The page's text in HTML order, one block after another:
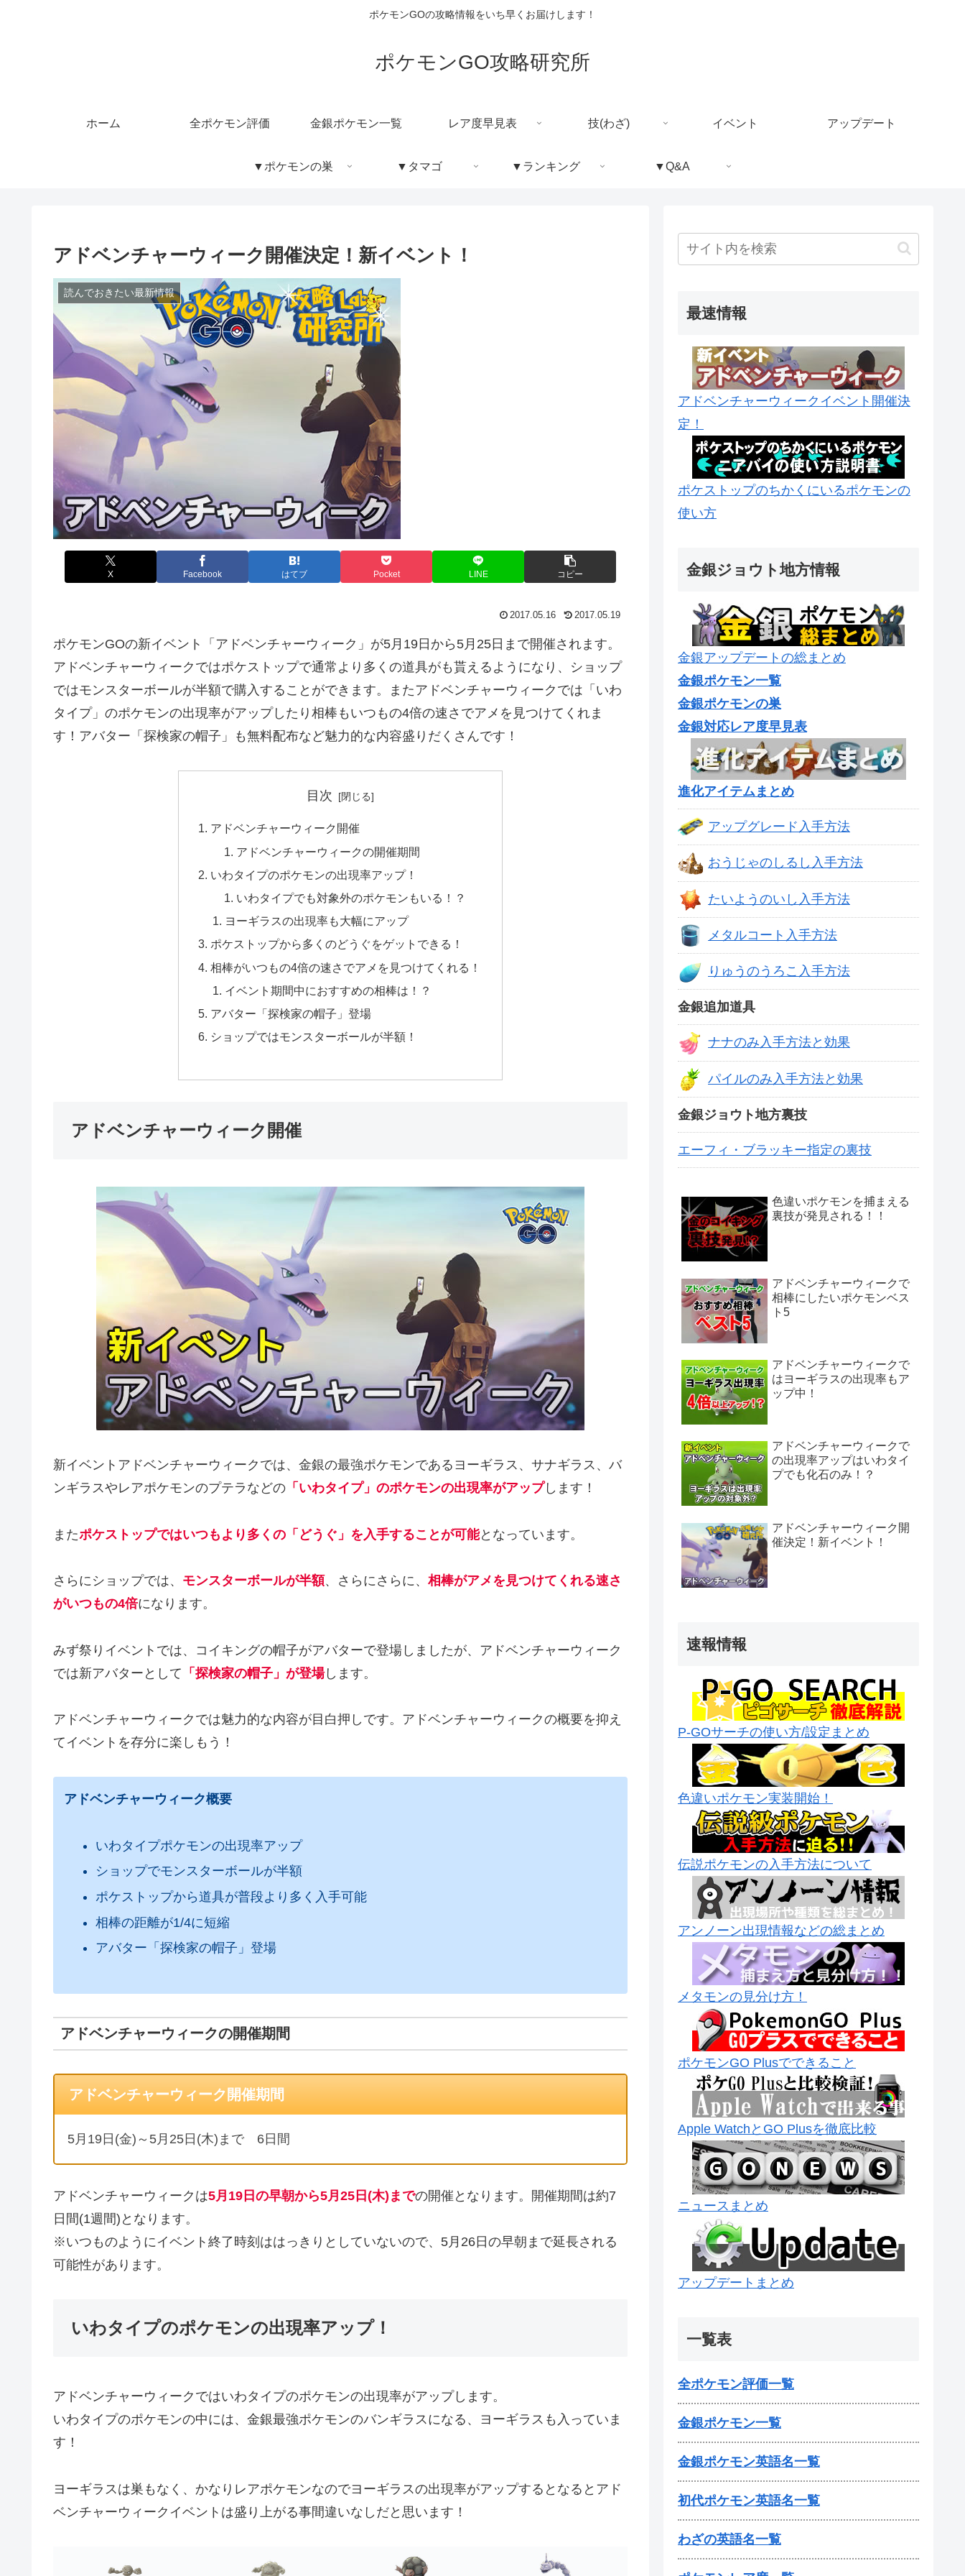
ポケモンGOの攻略情報をいち早くお届けします！
ポケモンGO攻略研究所
ホーム 全ポケモン評価 金銀ポケモン一覧 レア度早見表 技(わざ) イベント アップデート
▼ポケモンの巣 ▼タマゴ ▼ランキング ▼Q&A
アドベンチャーウィーク開催決定！新イベント！
読んでおきたい最新情報
X Facebook はてブ Pocket LINE コピー
2017.05.16 2017.05.19
ポケモンGOの新イベント「アドベンチャーウィーク」が5月19日から5月25日まで開催されます。
アドベンチャーウィークではポケストップで通常より多くの道具がも貰えるようになり、ショップ
ではモンスターボールが半額で購入することができます。またアドベンチャーウィークでは「いわ
タイプ」のポケモンの出現率がアップしたり相棒もいつもの4倍の速さでアメを見つけてくれま
す！アバター「探検家の帽子」も無料配布など魅力的な内容盛りだくさんです！
目次
アドベンチャーウィーク開催
アドベンチャーウィークの開催期間
いわタイプのポケモンの出現率アップ！
いわタイプでも対象外のポケモンもいる！？
ヨーギラスの出現率も大幅にアップ
ポケストップから多くのどうぐをゲットできる！
相棒がいつもの4倍の速さでアメを見つけてくれる！
イベント期間中におすすめの相棒は！？
アバター「探検家の帽子」登場
ショップではモンスターボールが半額！
アドベンチャーウィーク開催
新イベントアドベンチャーウィークでは、金銀の最強ポケモンであるヨーギラス、サナギラス、バ
ンギラスやレアポケモンのプテラなどの 「いわタイプ」のポケモンの出現率がアップします！
またポケストップではいつもより多くの「どうぐ」を入手することが可能となっています。
さらにショップでは、 モンスターボールが半額、さらにさらに、 相棒がアメを見つけてくれる速さ
がいつもの4倍になります。
みず祭りイベントでは、コイキングの帽子がアバターで登場しましたが、アドベンチャーウィーク
では新アバターとして 「探検家の帽子」が登場します。
アドベンチャーウィークでは魅力的な内容が目白押しです。アドベンチャーウィークの概要を抑え
てイベントを存分に楽しもう！
アドベンチャーウィーク概要
いわタイプポケモンの出現率アップ
ショップでモンスターボールが半額
ポケストップから道具が普段より多く入手可能
相棒の距離が1/4に短縮
アバター「探検家の帽子」登場
アドベンチャーウィークの開催期間
アドベンチャーウィーク開催期間
5月19日(金)～5月25日(木)まで 6日間
アドベンチャーウィークは5月19日の早朝から5月25日(木)までの開催となります。開催期間は約7
日間(1週間)となります。
※いつものようにイベント終了時刻ははっきりとしていないので、5月26日の早朝まで延長される
可能性があります。
いわタイプのポケモンの出現率アップ！
アドベンチャーウィークではいわタイプのポケモンの出現率がアップします。
いわタイプのポケモンの中には、金銀最強ポケモンのバンギラスになる、ヨーギラスも入っていま
す！
ヨーギラスは巣もなく、かなりレアポケモンなのでヨーギラスの出現率がアップするとなるとアド
ベンチャーウィークイベントは盛り上がる事間違いなしだと思います！
最速情報
アドベンチャーウィークイベント開催決
定！
ポケストップのちかくにいるポケモンの
使い方
金銀ジョウト地方情報
金銀アップデートの総まとめ
金銀ポケモン一覧
金銀ポケモンの巣
金銀対応レア度早見表
進化アイテムまとめ
アップグレード入手方法
おうじゃのしるし入手方法
たいようのいし入手方法
メタルコート入手方法
りゅうのうろこ入手方法
金銀追加道具
ナナのみ入手方法と効果
パイルのみ入手方法と効果
金銀ジョウト地方裏技
エーフィ・ブラッキー指定の裏技
色違いポケモンを捕まえる
裏技が発見される！！
アドベンチャーウィークで
相棒にしたいポケモンベス
ト5
アドベンチャーウィークで
はヨーギラスの出現率もア
ップ中！
アドベンチャーウィークで
の出現率アップはいわタイ
プでも化石のみ！？
アドベンチャーウィーク開
催決定！新イベント！
速報情報
P-GOサーチの使い方/設定まとめ
色違いポケモン実装開始！
伝説ポケモンの入手方法について
アンノーン出現情報などの総まとめ
メタモンの見分け方！
ポケモンGO Plusでできること
Apple WatchとGO Plusを徹底比較
ニュースまとめ
アップデートまとめ
一覧表
全ポケモン評価一覧
金銀ポケモン一覧
金銀ポケモン英語名一覧
初代ポケモン英語名一覧
わざの英語名一覧